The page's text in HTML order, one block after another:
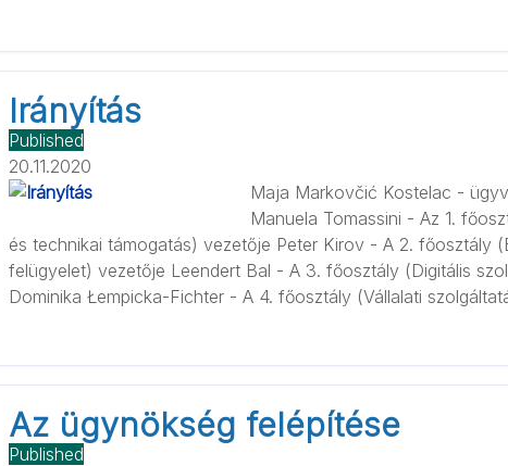
Irányítás
Published
20.11.2020
Maja Markovčić Kostelac -
Manuela Tomassini - Az 1.
és technikai támogatás) vezetője Peter Kirov - A 2. főosztály
felügyelet) vezetője Leendert Bal - A 3. főosztály (Digitális
Dominika Łempicka-Fichter - A 4. főosztály (Vállalati
Az ügynökség felépítése
Published